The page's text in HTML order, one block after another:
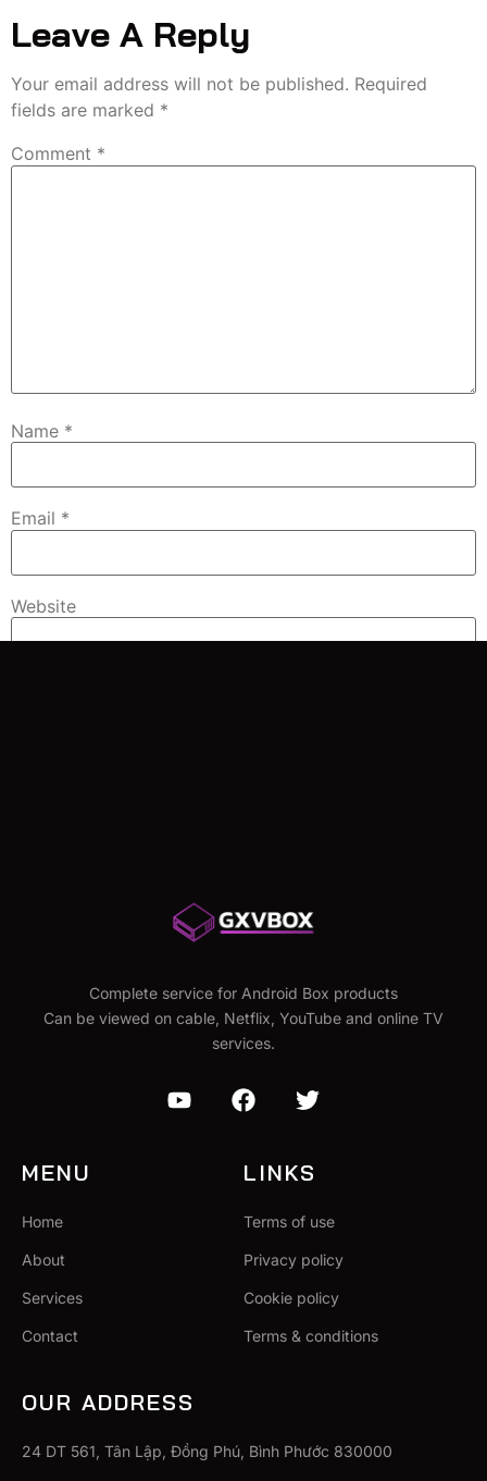
Leave A Reply
Your email address will not be published. Required
fields are marked *
Comment *
Name *
Email *
Website
Complete service for Android Box products
Can be viewed on cable, Netflix, YouTube and online TV
services.
MENU
Home
About
Services
Contact
LINKS
Terms of use
Privacy policy
Cookie policy
Terms & conditions
OUR ADDRESS
24 DT 561, Tân Lập, Đồng Phú, Bình Phước 830000